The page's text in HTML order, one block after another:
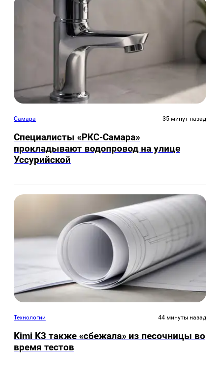
Самара 35 минут назад
Специалисты «РКС-Самара»
прокладывают водопровод на улице
Уссурийской
Технологии 44 минуты назад
Kimi K3 также «сбежала» из песочницы во
время тестов